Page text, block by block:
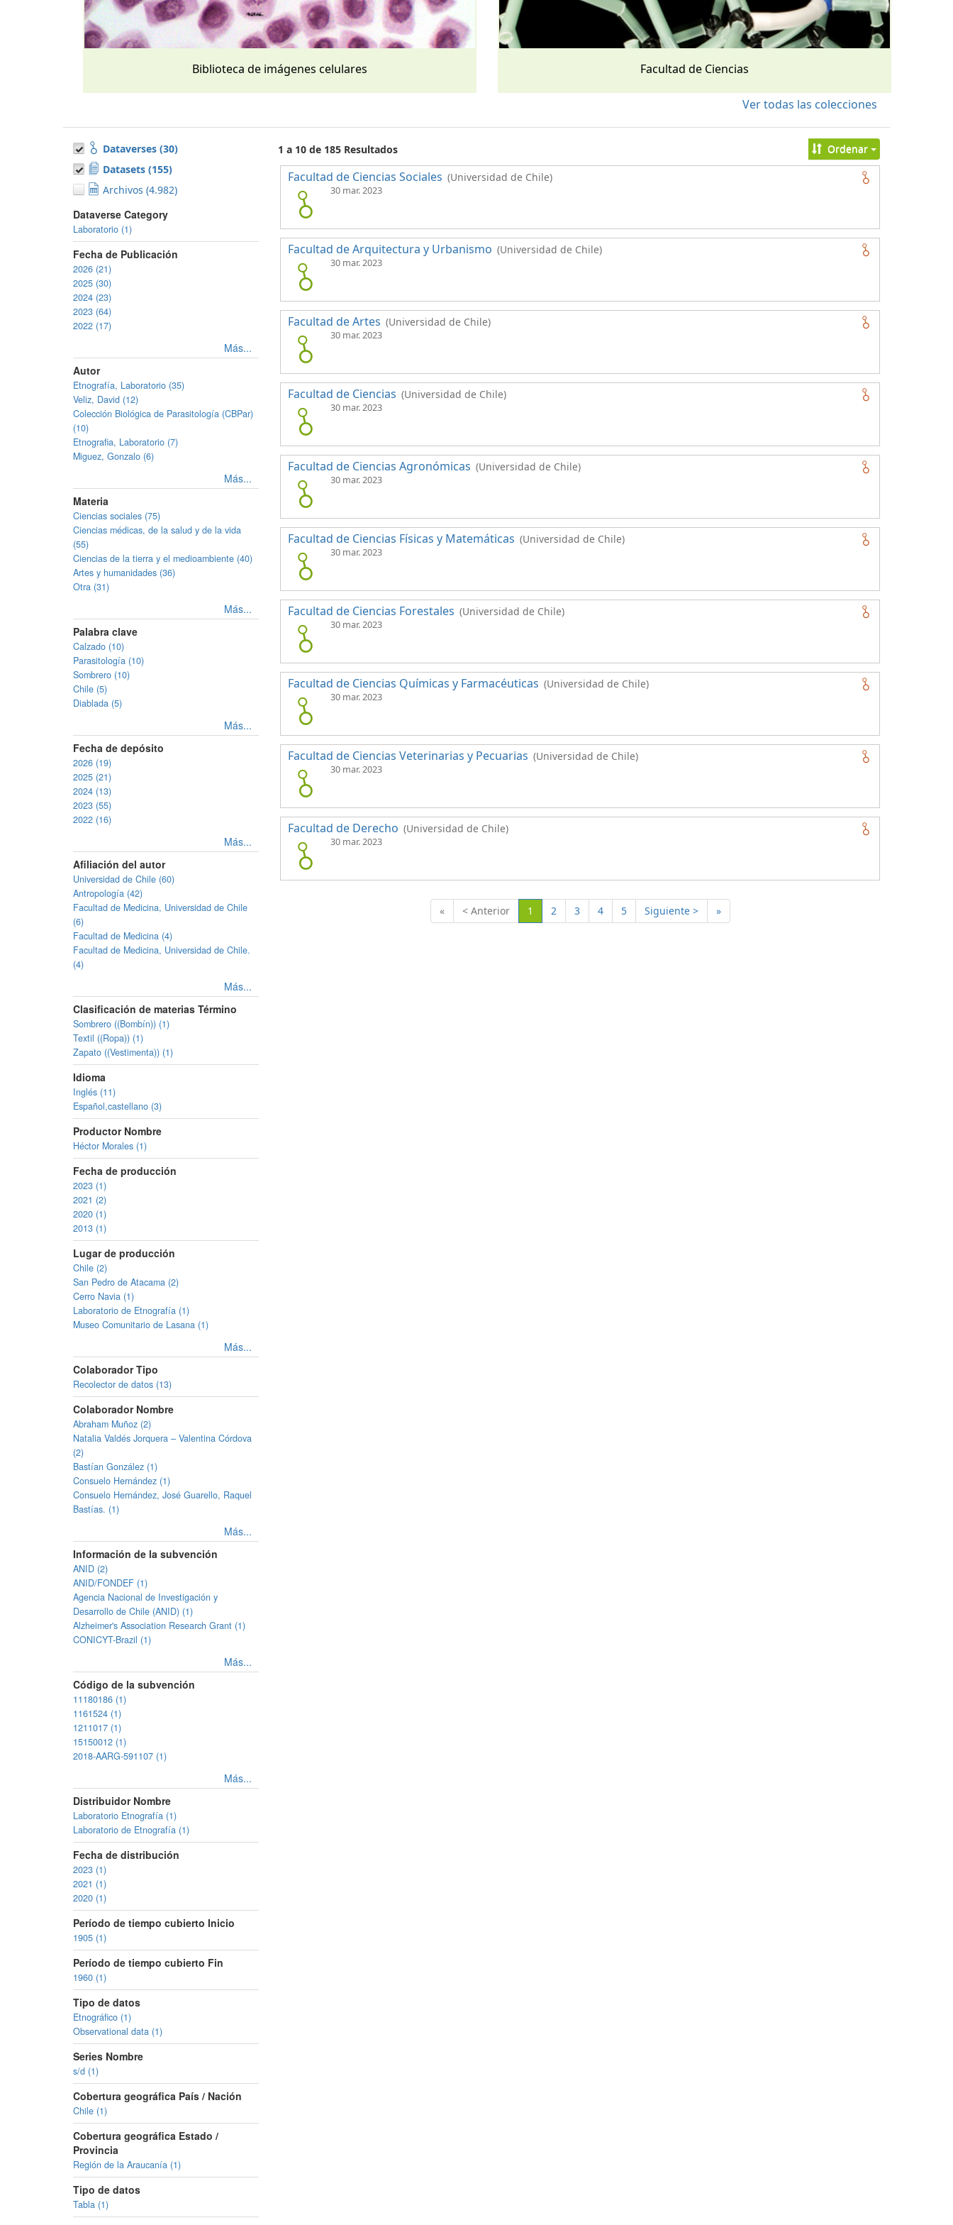
Biblioteca de imágenes celulares Facultad de Ciencias
Ver todas las colecciones
Dataverses (30)
Datasets (155)
Archivos (4.982)
Dataverse Category
Laboratorio (1)
Fecha de Publicación
2026 (21)
2025 (30)
2024 (23)
2023 (64)
2022 (17)
Más...
Autor
Etnografía, Laboratorio (35)
Veliz, David (12)
Colección Biológica de Parasitología (CBPar)
(10)
Etnografia, Laboratorio (7)
Miguez, Gonzalo (6)
Más...
Materia
Ciencias sociales (75)
Ciencias médicas, de la salud y de la vida
(55)
Ciencias de la tierra y el medioambiente (40)
Artes y humanidades (36)
Otra (31)
Más...
Palabra clave
Calzado (10)
Parasitología (10)
Sombrero (10)
Chile (5)
Diablada (5)
Más...
Fecha de depósito
2026 (19)
2025 (21)
2024 (13)
2023 (55)
2022 (16)
Más...
Afiliación del autor
Universidad de Chile (60)
Antropología (42)
Facultad de Medicina, Universidad de Chile
(6)
Facultad de Medicina (4)
Facultad de Medicina, Universidad de Chile.
(4)
Más...
Clasificación de materias Término
Sombrero ((Bombín)) (1)
Textil ((Ropa)) (1)
Zapato ((Vestimenta)) (1)
Idioma
Inglés (11)
Español,castellano (3)
Productor Nombre
Héctor Morales (1)
Fecha de producción
2023 (1)
2021 (2)
2020 (1)
2013 (1)
Lugar de producción
Chile (2)
San Pedro de Atacama (2)
Cerro Navia (1)
Laboratorio de Etnografía (1)
Museo Comunitario de Lasana (1)
Más...
Colaborador Tipo
Recolector de datos (13)
Colaborador Nombre
Abraham Muñoz (2)
Natalia Valdés Jorquera – Valentina Córdova
(2)
Bastían González (1)
Consuelo Hernández (1)
Consuelo Hernández, José Guarello, Raquel
Bastías. (1)
Más...
Información de la subvención
ANID (2)
ANID/FONDEF (1)
Agencia Nacional de Investigación y
Desarrollo de Chile (ANID) (1)
Alzheimer's Association Research Grant (1)
CONICYT-Brazil (1)
Más...
Código de la subvención
11180186 (1)
1161524 (1)
1211017 (1)
15150012 (1)
2018-AARG-591107 (1)
Más...
Distribuidor Nombre
Laboratorio Etnografía (1)
Laboratorio de Etnografía (1)
Fecha de distribución
2023 (1)
2021 (1)
2020 (1)
Período de tiempo cubierto Inicio
1905 (1)
Período de tiempo cubierto Fin
1960 (1)
Tipo de datos
Etnográfico (1)
Observational data (1)
Series Nombre
s/d (1)
Cobertura geográfica País / Nación
Chile (1)
Cobertura geográfica Estado /
Provincia
Región de la Araucanía (1)
Tipo de datos
Tabla (1)
1 a 10 de 185 Resultados Ordenar
Facultad de Ciencias Sociales (Universidad de Chile)
30 mar. 2023
Facultad de Arquitectura y Urbanismo (Universidad de Chile)
30 mar. 2023
Facultad de Artes (Universidad de Chile)
30 mar. 2023
Facultad de Ciencias (Universidad de Chile)
30 mar. 2023
Facultad de Ciencias Agronómicas (Universidad de Chile)
30 mar. 2023
Facultad de Ciencias Físicas y Matemáticas (Universidad de Chile)
30 mar. 2023
Facultad de Ciencias Forestales (Universidad de Chile)
30 mar. 2023
Facultad de Ciencias Químicas y Farmacéuticas (Universidad de Chile)
30 mar. 2023
Facultad de Ciencias Veterinarias y Pecuarias (Universidad de Chile)
30 mar. 2023
Facultad de Derecho (Universidad de Chile)
30 mar. 2023
« < Anterior 1 (Actual)
2 3 4 5 Siguiente > »